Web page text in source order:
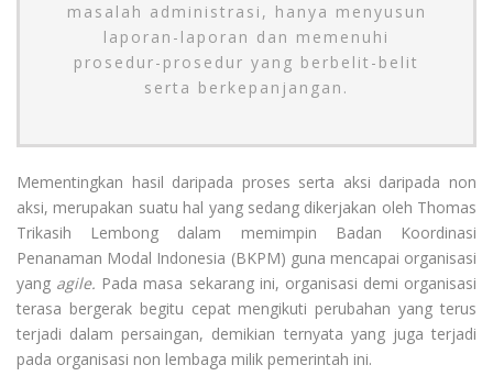
masalah administrasi, hanya menyusun
laporan-laporan dan memenuhi
prosedur-prosedur yang berbelit-belit
serta berkepanjangan.
Mementingkan hasil daripada proses serta aksi daripada non
aksi, merupakan suatu hal yang sedang dikerjakan oleh Thomas
Trikasih Lembong dalam memimpin Badan Koordinasi
Penanaman Modal Indonesia (BKPM) guna mencapai organisasi
yang agile. Pada masa sekarang ini, organisasi demi organisasi
terasa bergerak begitu cepat mengikuti perubahan yang terus
terjadi dalam persaingan, demikian ternyata yang juga terjadi
pada organisasi non lembaga milik pemerintah ini.